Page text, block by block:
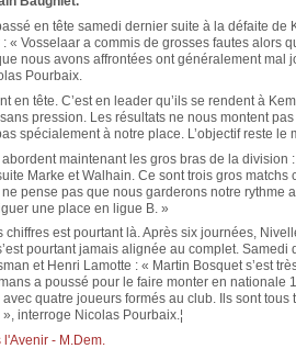
en tête samedi dernier suite à la défaite
« Vosselaar a commis de grosses fautes alors
nous avons affrontées ont généralement mal
Pourbaix.
en tête. C’est en leader qu’ils se rendent à
pression. Les résultats ne nous montent
spécialement à notre place. L’objectif reste le
maintenant les gros bras de la division
Marke et Walhain. Ce sont trois gros
pense pas que nous garderons notre rythme
une place en ligue B. »
chiffres est pourtant là. Après six journées,
pourtant jamais alignée au complet.
et Henri Lamotte : « Martin Bosquet s’est
a poussé pour le faire monter en nationale
avec quatre joueurs formés au club. Ils sont
interroge Nicolas Pourbaix.¦
l'Avenir - M.Dem.